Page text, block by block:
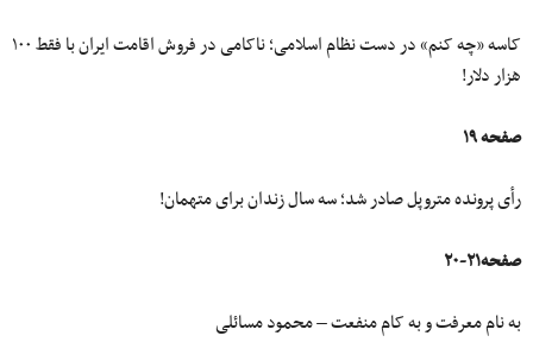
کاسه «چه کنم» در دست نظام اسلامی؛ ناکامی در فروش اقامت ایران با فقط ۱۰۰
هزار دلار!
صفحه ۱۹
رأی پرونده متروپل صادر شد؛ سه سال زندان برای متهمان!
صفحه۲۱-۲۰
به نام معرفت و به کام منفعت – محمود مسائلی